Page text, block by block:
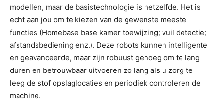
modellen, maar de basistechnologie is hetzelfde. Het is
echt aan jou om te kiezen van de gewenste meeste
functies (Homebase base kamer toewijzing; vuil detectie;
afstandsbediening enz.). Deze robots kunnen intelligente
en geavanceerde, maar zijn robuust genoeg om te lang
duren en betrouwbaar uitvoeren zo lang als u zorg te
leeg de stof opslaglocaties en periodiek controleren de
machine.